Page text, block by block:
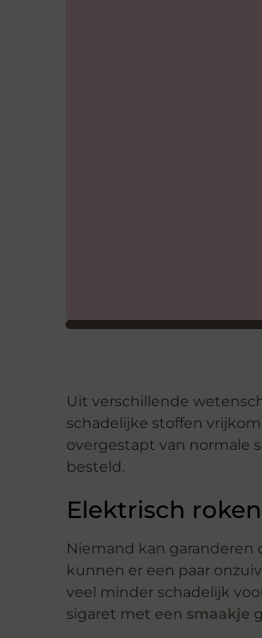
Uit verschillende
schadelijke stoffen
overgestapt van normale
besteld.
Elektrisch
Niemand kan garanderen
kunnen er een paar
veel minder schadelijk
sigaret met een smaakje